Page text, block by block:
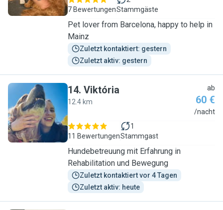
7 BewertungenStammgäste
Pet lover from Barcelona, happy to help in
Mainz
Zuletzt kontaktiert: gestern
Zuletzt aktiv: gestern
V
14. Viktória
12.4 km
ab
60 €
/nacht
11 Bewertungen
1
Stammgast
Hundebetreuung mit Erfahrung in
Rehabilitation und Bewegung
Zuletzt kontaktiert vor 4 Tagen
Zuletzt aktiv: heute